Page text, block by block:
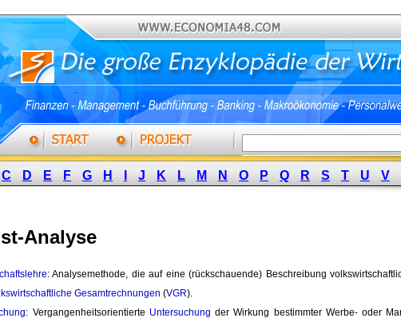
C D E F G H J K L M N O P Q R S T U V
Analyse
: Analysemethode, die auf eine (rückschauende) Beschreibung
Gesamtrechnungen (VGR).
: Vergangenheitsorientierte Untersuchung der Wirkung bestimmter Werbe- oder